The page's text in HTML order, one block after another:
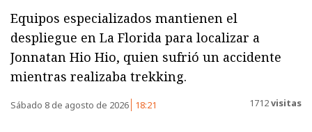
Equipos especializados mantienen el
despliegue en La Florida para localizar a
Jonnatan Hio Hio, quien sufrió un accidente
mientras realizaba trekking.
Sábado 8 de agosto de 2026 18:21 1712visitas